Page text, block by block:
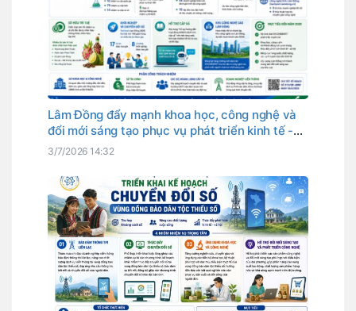
Lâm Đồng đẩy mạnh khoa học, công nghệ và
đổi mới sáng tạo phục vụ phát triển kinh tế -
xã hội
3/7/2026 14:32